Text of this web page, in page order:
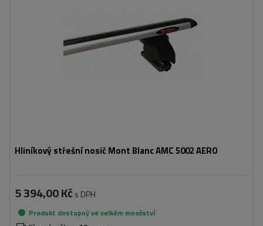
Hliníkový střešní nosič Mont Blanc AMC 5002 AERO
5 394,00 Kč s DPH
Produkt dostupný ve velkém množství